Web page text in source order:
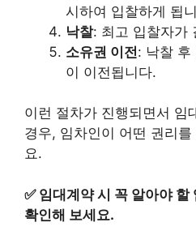
시하여 입찰하게 됩
낙찰: 최고 입찰자가
소유권 이전: 낙찰 후
이 이전됩니다.
이런 절차가 진행되면서 임
경우, 임차인이 어떤 권리
요.
✅ 임대계약 시 꼭 알아야
확인해 보세요.